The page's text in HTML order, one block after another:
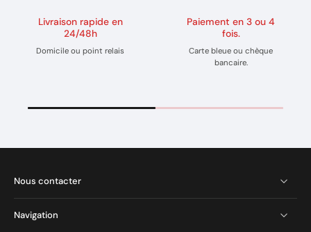
Livraison rapide en
24/48h
Domicile ou point relais
Paiement en 3 ou 4
fois.
Carte bleue ou chèque
bancaire.
Nous contacter
Navigation